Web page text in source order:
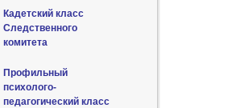
Кадетский класс
Следственного
комитета
Профильный
психолого-
педагогический класс